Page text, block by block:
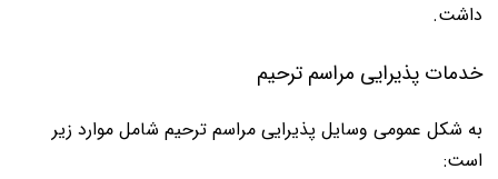
داشت.
خدمات پذیرایی مراسم ترحیم
به شکل عمومی وسایل پذیرایی مراسم ترحیم شامل موارد زیر
است: